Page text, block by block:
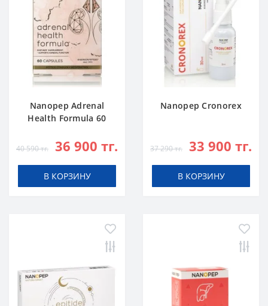
Nanopep Adrenal
Health Formula 60
40 590 тг. 36 900 тг.
В КОРЗИНУ
Nanopep Cronorex
37 290 тг. 33 900 тг.
В КОРЗИНУ